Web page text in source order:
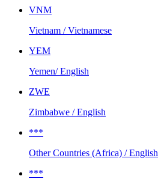
VNM
Vietnam / Vietnamese
YEM
Yemen/ English
ZWE
Zimbabwe / English
***
Other Countries (Africa) / English
***